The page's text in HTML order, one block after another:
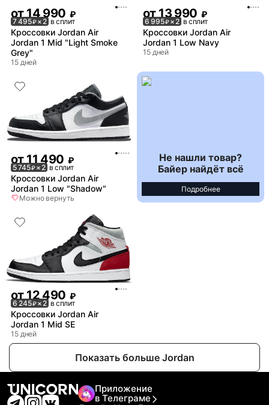
от14 990 ₽
7 495₽× 2 в сплит
Кроссовки Jordan Air
Jordan 1 Mid "Light Smoke
Grey"
15 дней
от13 990 ₽
6 995₽× 2 в сплит
Кроссовки Jordan Air
Jordan 1 Low Navy
15 дней
от11 490 ₽
5 745₽× 2 в сплит
Кроссовки Jordan Air
Jordan 1 Low "Shadow"
Можно вернуть
Не нашли товар?
Байер найдёт всё
Подробнее
от 12 490 ₽
6 245₽× 2 в сплит
Кроссовки Jordan Air
Jordan 1 Mid SE
15 дней
Показать больше Jordan
Приложение
в Телеграме